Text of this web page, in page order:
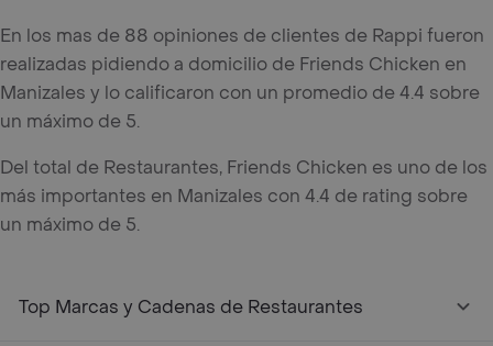
En los mas de 88 opiniones de clientes de Rappi fueron
realizadas pidiendo a domicilio de Friends Chicken en
Manizales y lo calificaron con un promedio de 4.4 sobre
un máximo de 5.
Del total de Restaurantes, Friends Chicken es uno de los
más importantes en Manizales con 4.4 de rating sobre
un máximo de 5.
Top Marcas y Cadenas de Restaurantes